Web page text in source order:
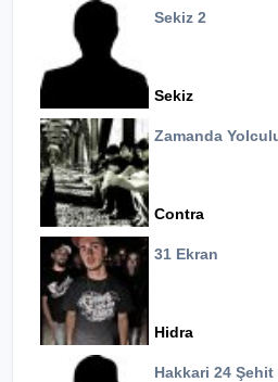
Sekiz 2
Sekiz
Zamanda
Contra
31 Ekran
Hidra
Hakkari 24 Şehit